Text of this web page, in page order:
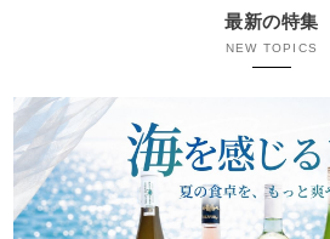
最新の特集
NEW TOPICS